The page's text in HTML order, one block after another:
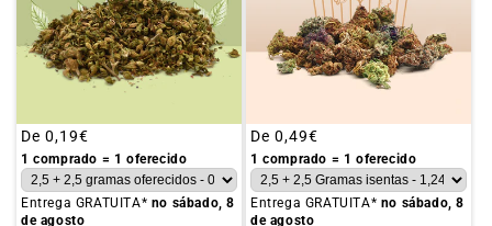
Preço
habitual
De 0,19€
1 comprado = 1 oferecido
Entrega GRATUITA* no sábado, 8
de agosto
Preço
habitual
De 0,49€
1 comprado = 1 oferecido
Entrega GRATUITA* no sábado, 8
de agosto